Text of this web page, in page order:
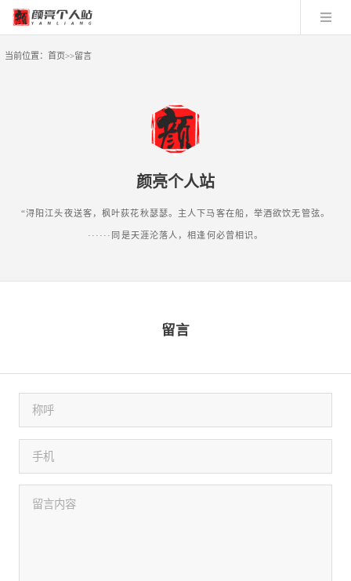
当前位置： 首页>>留言
颜亮个人站
“浔阳江头夜送客，枫叶荻花秋瑟瑟。主人下马客在船，举酒欲饮无管弦。
······同是天涯沦落人，相逢何必曾相识。
留言